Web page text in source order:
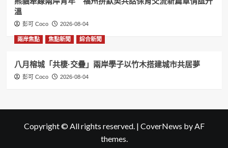
溫
彭可 Coco 2026-08-04
兩岸焦點 焦點新聞 綜合新聞
八月榕城「共棲·交疊」兩岸學子以竹木搭建城市共居夢
彭可 Coco 2026-08-04
Copyright © All rights reserved. | CoverNews by AF
themes.